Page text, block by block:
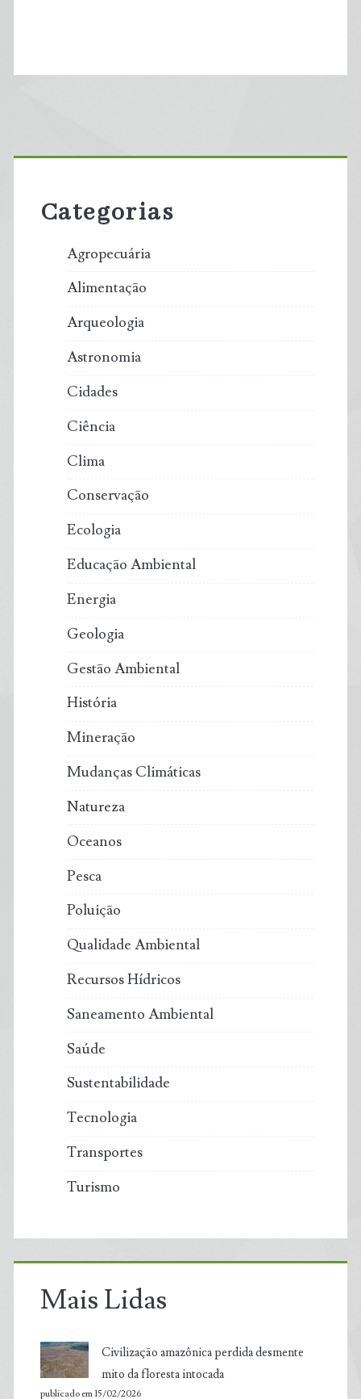
Primary
Sidebar
Categorias
Agropecuária
Alimentação
Arqueologia
Astronomia
Cidades
Ciência
Clima
Conservação
Ecologia
Educação Ambiental
Energia
Geologia
Gestão Ambiental
História
Mineração
Mudanças Climáticas
Natureza
Oceanos
Pesca
Poluição
Qualidade Ambiental
Recursos Hídricos
Saneamento Ambiental
Saúde
Sustentabilidade
Tecnologia
Transportes
Turismo
Mais Lidas
Civilização amazônica perdida desmente
mito da floresta intocada
publicado em 15/02/2026